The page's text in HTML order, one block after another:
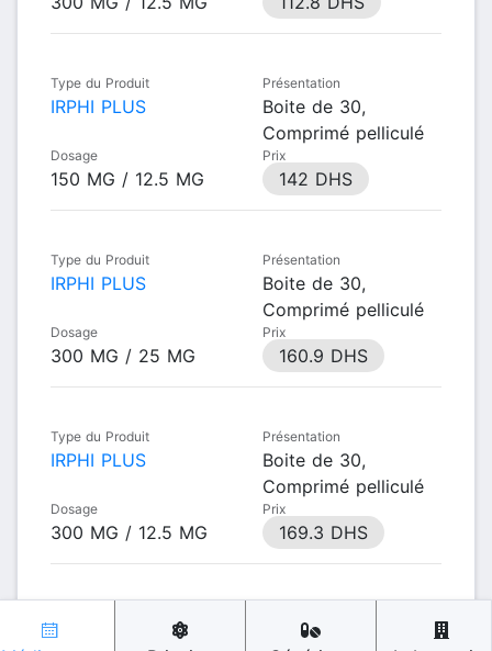
Type du Produit
IRPHI PLUS
Présentation
Boite de 30,
Comprimé pelliculé
Dosage
150 MG / 12.5 MG
Prix
142 DHS
Type du Produit
IRPHI PLUS
Présentation
Boite de 30,
Comprimé pelliculé
Dosage
300 MG / 25 MG
Prix
160.9 DHS
Type du Produit
IRPHI PLUS
Présentation
Boite de 30,
Comprimé pelliculé
Dosage
300 MG / 12.5 MG
Prix
169.3 DHS